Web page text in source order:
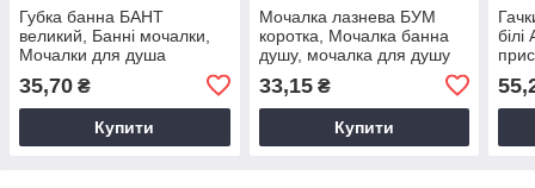
Губка банна БАНТ
великий, Банні мочалки,
Мочалки для душа
35,70 ₴
Купити
Мочалка лазнева БУМ
коротка, Мочалка банна
душу, мочалка для душу
33,15₴
Купити
білі